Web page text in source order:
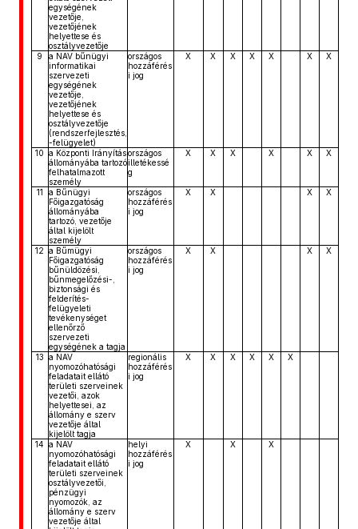
egységének
vezetője,
vezetőjének
helyettese és
osztályvezetője
9
a NAV bűnügyi
informatikai
szervezeti
egységének
vezetője,
vezetőjének
helyettese és
osztályvezetője
(rendszerfejlesztés,
-felügyelet)
országos
hozzáférés
i jog
X X X X X X X
10 a Központi Irányítás
állományába tartozó
felhatalmazott
személy
országos
illetékessé
g
X X X X X X
11
a Bűnügyi
Főigazgatóság
állományába
tartozó, vezetője
által kijelölt
személy
országos
hozzáférés
i jog
X X X X
12 a Bűmügyi
Főigazgatóság
bűnüldözési,
bűnmegelőzési-,
biztonsági és
felderítés-
felügyeleti
tevékenységet
ellenőrző
szervezeti
egységének a tagja
országos
hozzáférés
i jog
X X X X
13 a NAV
nyomozóhatósági
feladatait ellátó
területi szerveinek
vezetői, azok
helyettesei, az
állomány e szerv
vezetője által
kijelölt tagja
regionális
hozzáférés
i jog
X X X X X X
14 a NAV
nyomozóhatósági
feladatait ellátó
területi szerveinek
osztályvezetői,
pénzügyi
nyomozók, az
állomány e szerv
vezetője által
helyi
hozzáférés
i jog
X X X